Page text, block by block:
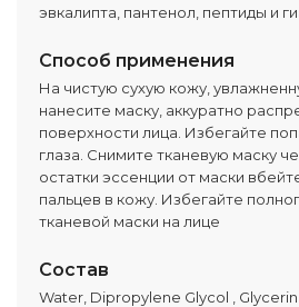
эвкалипта, пантенол, пептиды и
Способ применения
На чистую сухую кожу,
нанесите маску, аккуратно
поверхности лица. Избегайте
глаза. Снимите тканевую маску
остатки эссенции от маски
пальцев в кожу. Избегайте
тканевой маски на лице
Состав
Water, Dipropylene Glycol , Glycerin